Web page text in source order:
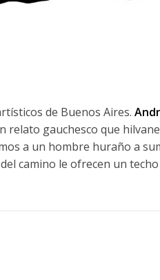
de Buenos Aires.
gauchesco que
a un hombre huraño a
camino le ofrecen un techo